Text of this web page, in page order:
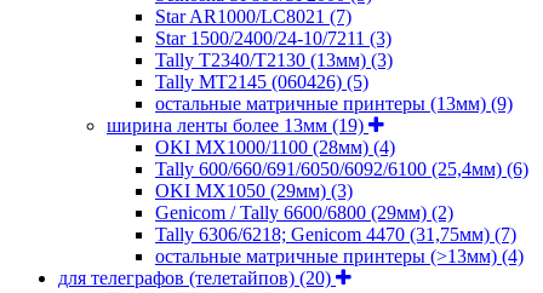
Star AR1000/LC8021 (7)
Star 1500/2400/24-10/7211 (3)
Tally T2340/T2130 (13мм) (3)
Tally MT2145 (060426) (5)
остальные матричные принтеры (13мм) (9)
ширина ленты более 13мм (19)
OKI MX1000/1100 (28мм) (4)
Tally 600/660/691/6050/6092/6100 (25,4мм) (6)
OKI MX1050 (29мм) (3)
Genicom / Tally 6600/6800 (29мм) (2)
Tally 6306/6218; Genicom 4470 (31,75мм) (7)
остальные матричные принтеры (>13мм) (4)
для телеграфов (телетайпов) (20)